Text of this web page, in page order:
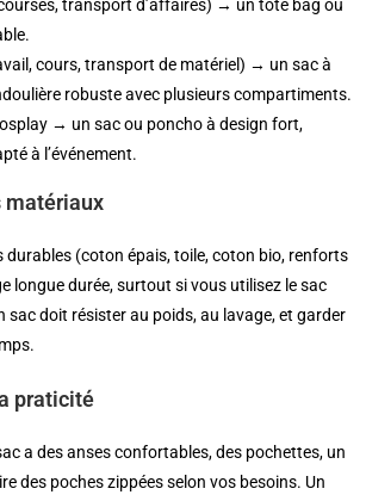
transport d’affaires) → un tote bag ou
cours, transport de matériel) → un sac à
robuste avec plusieurs compartiments.
→ un sac ou poncho à design fort,
à l’événement.
matériaux
durables (coton épais, toile, coton bio, renforts
longue durée, surtout si vous utilisez le sac
sac doit résister au poids, au lavage, et garder
praticité
a des anses confortables, des pochettes, un
des poches zippées selon vos besoins. Un